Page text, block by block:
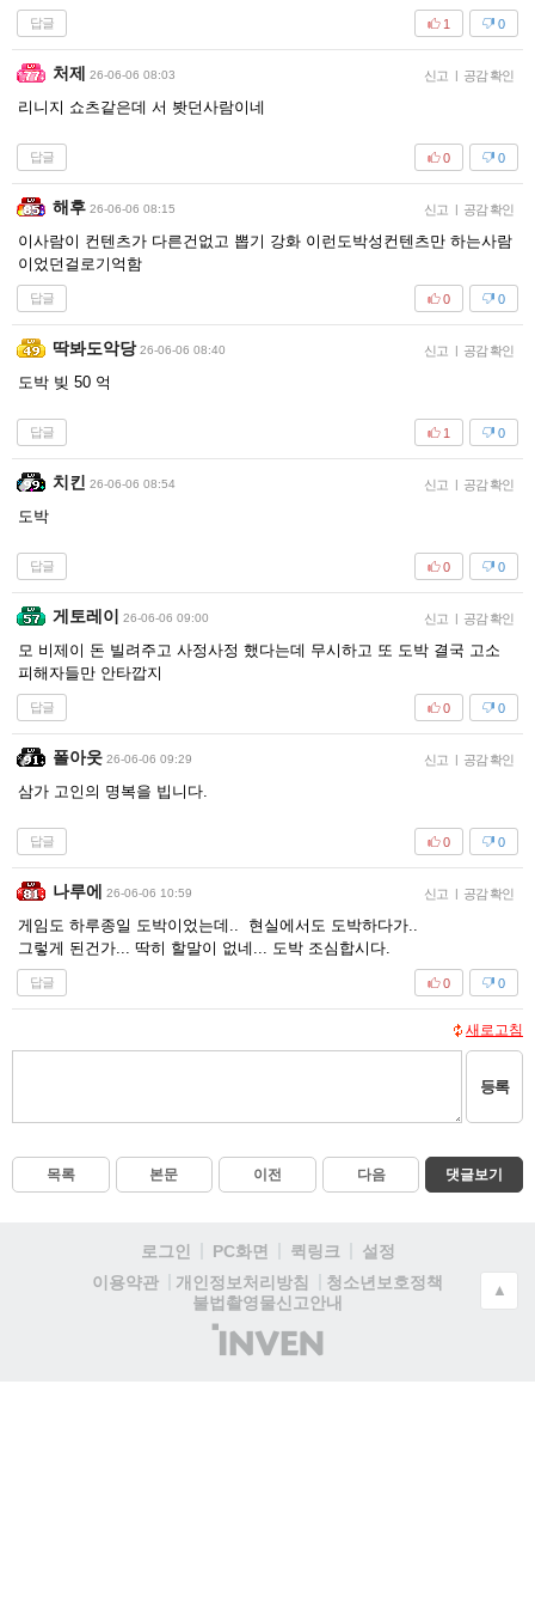
답글 0
1
처제 26-06-06 08:03 신고 공감 확인
리니지 쇼츠같은데 서 봣던사람이네
답글 0
0
해후 26-06-06 08:15 신고 공감 확인
이사람이 컨텐츠가 다른건없고 뽑기 강화 이런도박성컨텐츠만 하는사람
이었던걸로기억함
답글 0
0
딱봐도악당 26-06-06 08:40 신고 공감 확인
도박 빚 50 억
답글 0
1
치킨 26-06-06 08:54 신고 공감 확인
도박
답글 0
0
게토레이 26-06-06 09:00 신고 공감 확인
모 비제이 돈 빌려주고 사정사정 했다는데 무시하고 또 도박 결국 고소
피해자들만 안타깝지
답글 0
0
폴아웃 26-06-06 09:29 신고 공감 확인
삼가 고인의 명복을 빕니다.
답글 0
0
나루에 26-06-06 10:59 신고 공감 확인
게임도 하루종일 도박이었는데.. 현실에서도 도박하다가..
그렇게 된건가... 딱히 할말이 없네... 도박 조심합시다.
답글 0
0
새로고침
등록
목록 본문 이전 다음 댓글보기
로그인 PC화면 퀵링크
설정
이용약관
개인정보처리방침
청소년보호정책
불법촬영물신고안내
(주)
인
▲